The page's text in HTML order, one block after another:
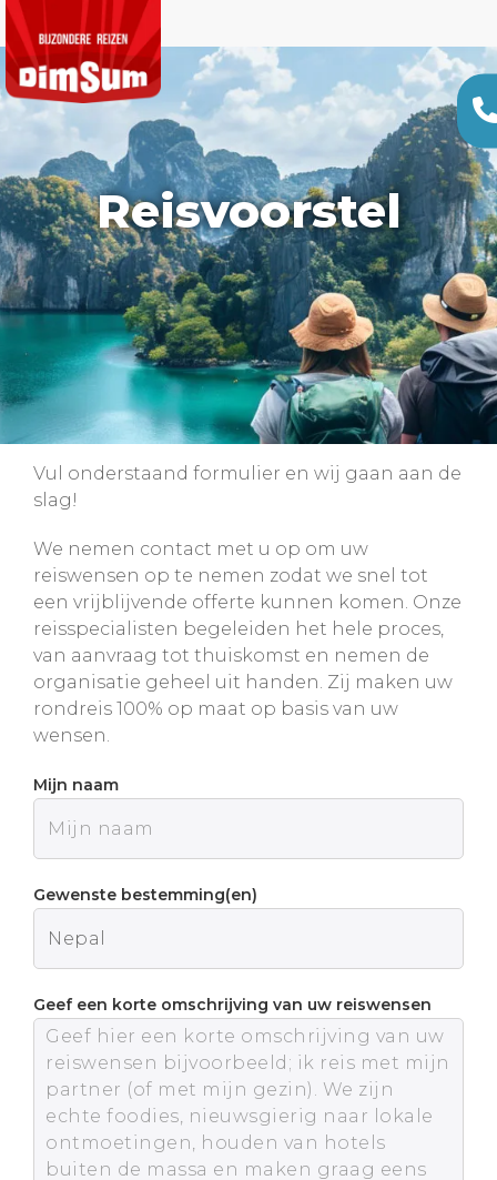
Reisvoorstel
Vul onderstaand formulier en wij gaan aan de
slag!
We nemen contact met u op om uw
reiswensen op te nemen zodat we snel tot
een vrijblijvende offerte kunnen komen. Onze
reisspecialisten begeleiden het hele proces,
van aanvraag tot thuiskomst en nemen de
organisatie geheel uit handen. Zij maken uw
rondreis 100% op maat op basis van uw
wensen.
Mijn naam
Gewenste bestemming(en)
Geef een korte omschrijving van uw reiswensen